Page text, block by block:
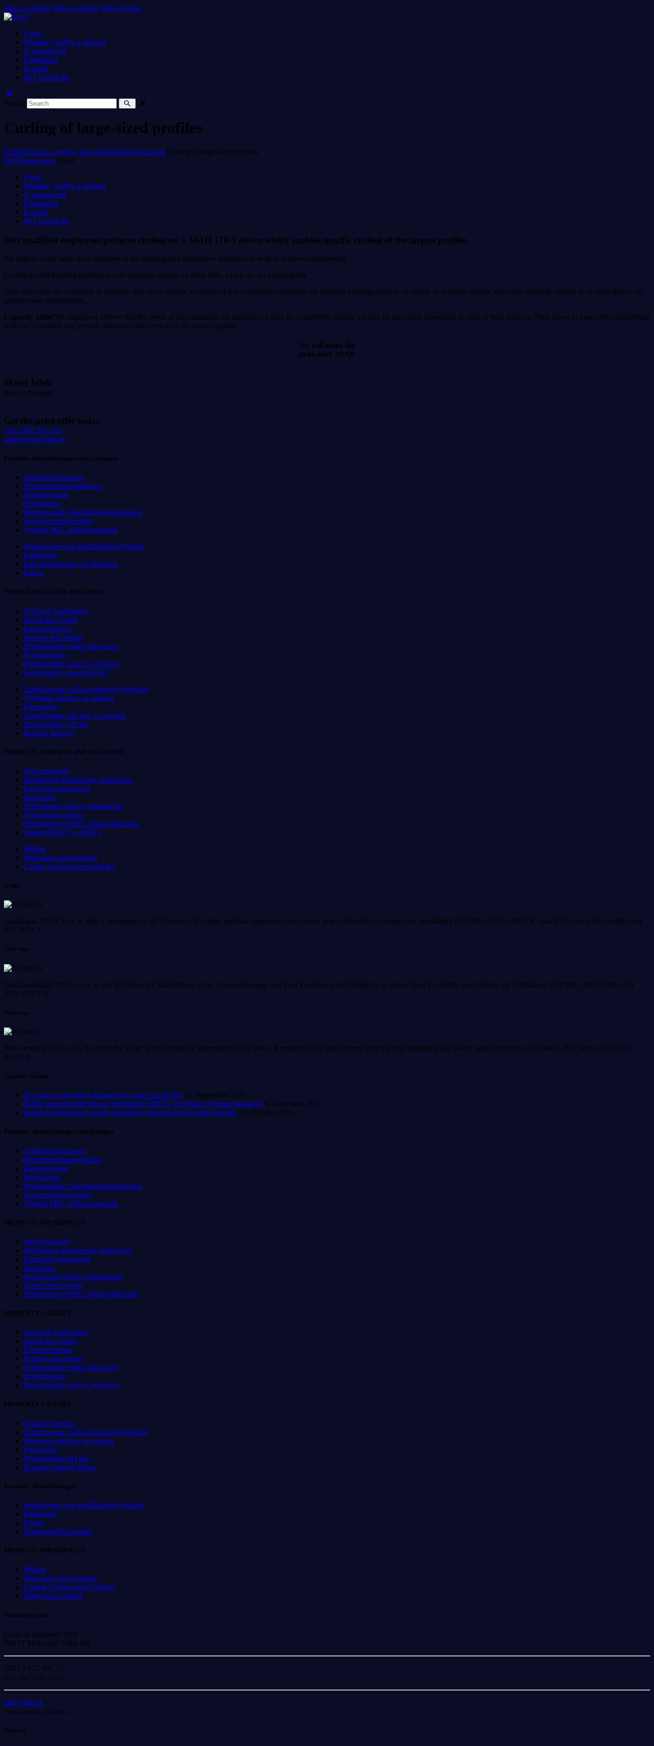
Skip to content Skip to sidebar Skip to footer
Úvod
Produkty, služby a riešenia
O spoločnosti
Fotogaléria
Kontakt
ISO Certificate
Search
Curling of large-sized profiles
HomeProducts, services and solutionsSteel structuresCurling of large-sized profiles
INATInnovation Close
Úvod
Produkty, služby a riešenia
O spoločnosti
Fotogaléria
Kontakt
ISO Certificate
Our qualified employees perform curling on a MAH 170/3 device which enables specific curling of the largest profiles.
We help to create large steel structures in the building and automotive industries as well as in power engineering.
Curling is cold-bending performed with hydraulic motors on three rolls, which are set hydraulically.
Steel structures are constantly in demand; they are a reliable, economical and sustainable alternative for different building projects. A variety of available shapes, sizes and materials enables us to meet almost any
architectonic requirements.
Capacity tableOur employees believe that the needs of our customers are satisfied not only by competitive pricing but also by providing innovation to each of their projects. They invest in long-term relationships
with our customers and provide deliveries and services of the utmost quality.
We will make the
price offer ASAP
Matej Ježek
project manager
Get the price offer today
+421 907 297 310
matej.jezek@inat.sk
Produkte, Dienstleistungen und Lösungen
Stahlkonstruktionen
Maschinenbauproduktion
Elektrotechnik
Projektieren
Professionelle Oberflächenbehandlung
Wasserstrahlschneiden
Vertrieb MEL-Mikroelektronik
Rundbiegen von großflächigen Profilen
Kaltbiegen
Kalt-Rundbiegen von Blechen
Fräsen
PRODUKTY, SLUŽBY A RIEŠENIA
Oceľové konštrukcie
Strojárska výroba
Elektrotechnika
Podesty pod roboty
Profesionálne mokré lakovanie
Projektovanie
Profesionálne úpravy povrchov
Korčuliarsky skatemill HST
Zakružovanie veľkorozmerných profilov
Ohýbanie plechov za studena
Frézovanie
Zakružovanie plechov za studena
Profesionálna 3D tlač
Rezanie laserom
PRODUCTS, SERVICES AND SOLUTIONS
Steel structures
Mechanical engineering production
Electrical engineering
Designing
Professional surface adjustments
Water beam cutting
Distribution of MEL-Mikroelektronik
Skatemill HST by HDTS
Milling
Steel plate cold-bending
Curling of large-sized profiles
O nás
Spoločnosť INAT s.r.o. je líder v automatizácií už 10 rokov. Od svojho začiatku zamestnáva vo svojom tíme odborníkov a pracuje pod certifikátmi ISO 9001 a ISO 14001. V roku 2023 sme prešli certifikáciou
ISO 3834-3.
Über uns
Die Gesellschaft INAT s.r.o. ist seit 10 Jahren der Marktführer in der Automatisierung. Seit ihrer Entstehung beschäftigt sie in ihrem Team Fachkräfte und arbeitet mit Zertifikaten ISO 9001, ISO 14001, ISO
3834 PART 3.
About us
The company INAT s.r.o. has been the leader in the domain of automation for 10 years. It employs in its team experts from the very beginning and works under certificates ISO 9001, ISO 14001, ISO 3834
PART 3.
Úspešné riešenia
50 centov za prejdený kilometer do práce na bicykli 24. September 2025
Ďalšie napredovanie úrovne technológie HDTS aj zvýšenie výrobnej kapacity 6. December 2021
Hokejové tréningové centrá a trenažéry smerujú do Severnej Ameriky 24. October 2021
Produkte, dienstleistungen und lösungen
Stahlkonstruktionen
Maschinenbauproduktion
Elektrotechnik
Projektieren
Professionelle Oberflächenbehandlung
Wasserstrahlschneiden
Vertrieb MEL-Mikroelektronik
PRODUCTS AND SERVICES
Steel structures
Mechanical engineering production
Electrical engineering
Designing
Professional surface adjustments
Water beam cutting
Distribution of MEL-Mikroelektronik
PRODUKTY A SLUŽBY
Oceľové konštrukcie
Strojárska výroba
Elektrotechnika
Podesty pod roboty
Profesionálne mokré lakovanie
Projektovanie
Profesionálne úpravy povrchov
PRODUKTY A SLUŽBY
Rezanie laserom
Zakružovanie veľkorozmerných profilov
Ohýbanie plechov za studena
Frézovanie
Profesionálna 3D tlač
Rezanie vodným lúčom
Produkte, dienstleistungen
Rundbiegen von großflächigen Profilen
Kaltbiegen
Fräsen
Wasserstrahlschneiden
PRODUCTS AND SERVICES
Milling
Steel plate cold-bending
Curling of large-sized profiles
Water beam cutting
Kontaktujte nás
Cesta na Hohenau 1001
908 71 Moravský Svätý Ján
+421 2 622 505 23
Pon - Pia: 7:00 - 16:00
info@inat.sk
Odpovieme do 24 hodín.
Contact